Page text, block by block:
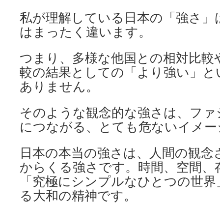
私が理解している日本の「強さ
はまったく違います。
つまり、多様な他国との相対比較
較の結果としての「より強い」
ありません。
そのような観念的な強さは、フ
につながる、とても危ないイメ
日本の本当の強さは、人間の観
からくる強さです。時間、空間
「究極にシンプルなひとつの世
る大和の精神です。